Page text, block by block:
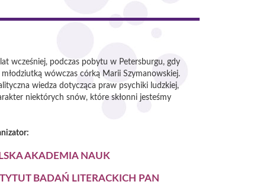
wcześniej, podczas pobytu w Petersburgu, gdy
wówczas córką Marii Szymanowskiej.
wiedza dotycząca praw psychiki ludzkiej,
niektórych snów, które skłonni jesteśmy
AKADEMIA NAUK
BADAŃ LITERACKICH PAN